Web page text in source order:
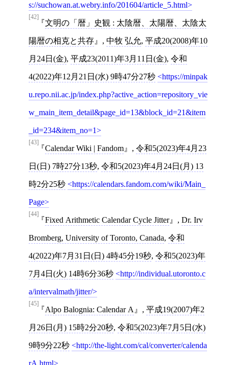
s://suchowan.at.webry.info/201604/article_5.html
[42]
文明の「暦」史観 : 太陰暦、太陽暦、太陰太
陽暦の相克と共存 , 中牧 弘允, 平成20(2008)年10
月24日(金), 平成23(2011)年3月11日(金), 令和
4(2022)年12月21日(水) 9時47分27秒 https://minpak
u.repo.nii.ac.jp/index.php?active_action=repository_vie
w_main_item_detail&page_id=13&block_id=21&item
_id=234&item_no=1
[43]
Calendar Wiki | Fandom , 令和5(2023)年4月23
日(日) 7時27分13秒, 令和5(2023)年4月24日(月) 13
時2分25秒 https://calendars.fandom.com/wiki/Main_
Page
[44]
Fixed Arithmetic Calendar Cycle Jitter , Dr. Irv
Bromberg, University of Toronto, Canada, 令和
4(2022)年7月31日(日) 4時45分19秒, 令和5(2023)年
7月4日(火) 14時6分36秒 http://individual.utoronto.c
a/intervalmath/jitter/
[45]
Alpo Balognia: Calendar A , 平成19(2007)年2
月26日(月) 15時2分20秒, 令和5(2023)年7月5日(水)
9時9分22秒 http://the-light.com/cal/converter/calenda